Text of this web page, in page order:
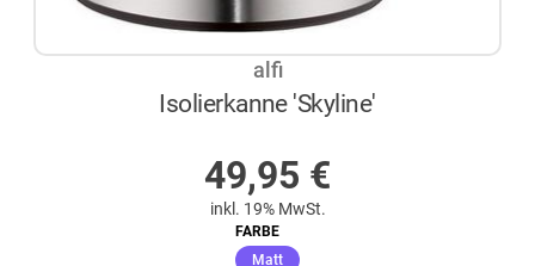
alfi
Isolierkanne 'Skyline'
49,95 €
inkl. 19% MwSt.
FARBE
Matt(ausgewählt)